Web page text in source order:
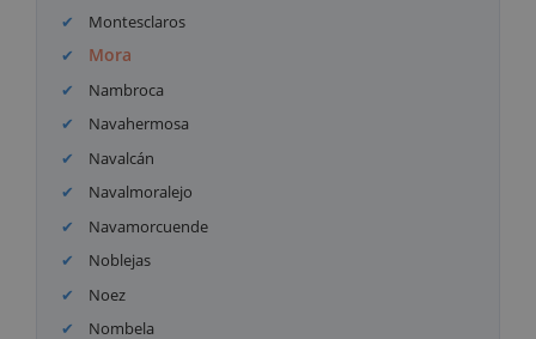
Montesclaros
Mora
Nambroca
Navahermosa
Navalcán
Navalmoralejo
Navamorcuende
Noblejas
Noez
Nombela